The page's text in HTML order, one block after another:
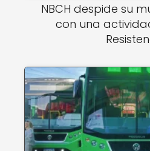
NBCH despide su
con una